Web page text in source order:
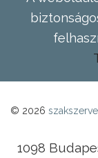
© 2026
1098